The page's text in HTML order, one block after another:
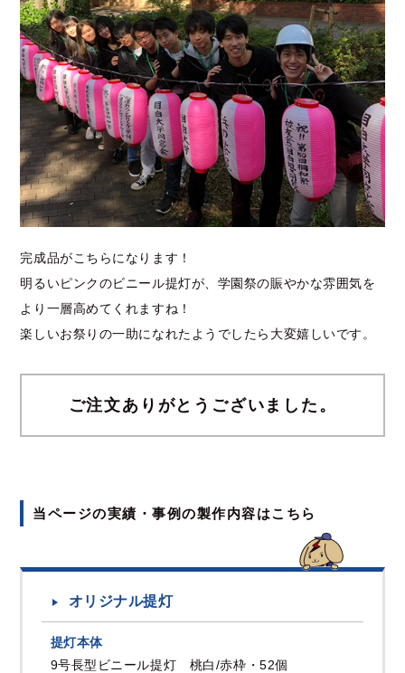
完成品がこちらになります！
明るいピンクのビニール提灯が、学園祭の賑やかな雰囲気を
より一層高めてくれますね！
楽しいお祭りの一助になれたようでしたら大変嬉しいです。
ご注文ありがとうございました。
当ページの実績・事例の製作内容はこちら
オリジナル提灯
提灯本体
9号長型ビニール提灯 桃白/赤枠・52個